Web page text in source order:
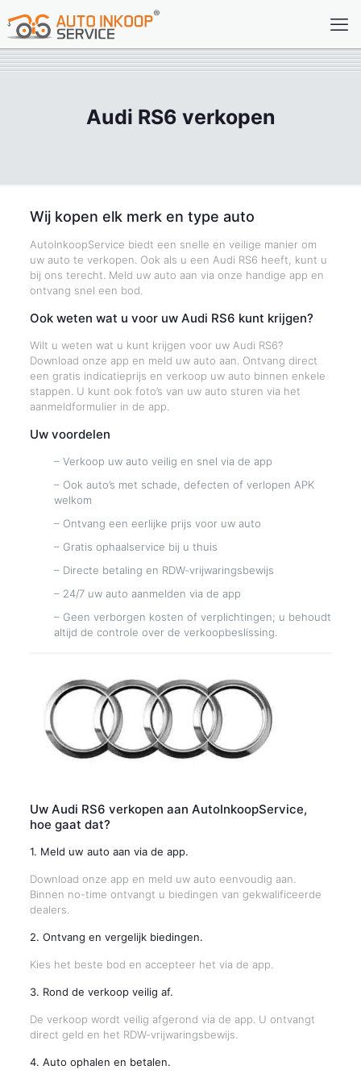
Audi RS6 verkopen
Wij kopen elk merk en type auto
AutoInkoopService biedt een snelle en veilige manier om
uw auto te verkopen. Ook als u een Audi RS6 heeft, kunt u
bij ons terecht. Meld uw auto aan via onze handige app en
ontvang snel een bod.
Ook weten wat u voor uw Audi RS6 kunt krijgen?
Wilt u weten wat u kunt krijgen voor uw Audi RS6?
Download onze app en meld uw auto aan. Ontvang direct
een gratis indicatieprijs en verkoop uw auto binnen enkele
stappen. U kunt ook foto’s van uw auto sturen via het
aanmeldformulier in de app.
Uw voordelen
– Verkoop uw auto veilig en snel via de app
– Ook auto’s met schade, defecten of verlopen APK
welkom
– Ontvang een eerlijke prijs voor uw auto
– Gratis ophaalservice bij u thuis
– Directe betaling en RDW-vrijwaringsbewijs
– 24/7 uw auto aanmelden via de app
– Geen verborgen kosten of verplichtingen; u behoudt
altijd de controle over de verkoopbeslissing.
Uw Audi RS6 verkopen aan AutoInkoopService,
hoe gaat dat?
1. Meld uw auto aan via de app.
Download onze app en meld uw auto eenvoudig aan.
Binnen no-time ontvangt u biedingen van gekwalificeerde
dealers.
2. Ontvang en vergelijk biedingen.
Kies het beste bod en accepteer het via de app.
3. Rond de verkoop veilig af.
De verkoop wordt veilig afgerond via de app. U ontvangt
direct geld en het RDW-vrijwaringsbewijs.
4. Auto ophalen en betalen.